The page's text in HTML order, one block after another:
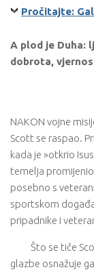
Pročitajte:
A plod je Duha:
dobrota,
NAKON vojne
Scott se raspao.
kada je »otkrio
temelja
posebno s
sportskom
pripadnike i
Što se tiče
glazbe osnažuje